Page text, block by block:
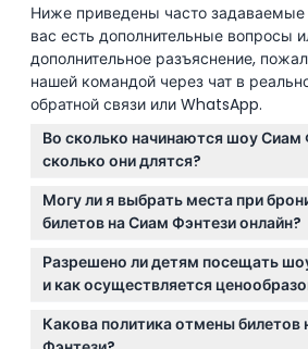
Ниже приведены часто
вас есть дополнительные вопросы
дополнительное разъяснение,
нашей командой через чат в
обратной связи или WhatsApp.
Во сколько начинаются шоу Сиам
сколько они длятся?
Шоу Сиам Фэнтези начинаются в
каждое длится около 60 минут
изменяться — пожалуйста,
бронировании).
Могу ли я выбрать места при
билетов на Сиам Фэнтези онлайн?
Места назначаются автоматически
очередности, поэтому лучше
вместе с вашей группой, чтобы
Разрешено ли детям посещать
и как осуществляется
Дети от 4 лет и старше должны
полный билет, а дети от 0 до 3 лет
Какова политика отмены билетов